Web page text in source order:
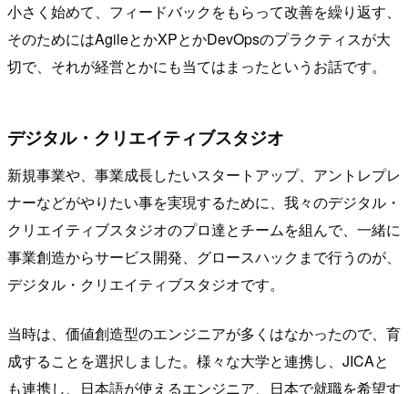
小さく始めて、フィードバックをもらって改善を繰り返す、
そのためにはAgileとかXPとかDevOpsのプラクティスが大
切で、それが経営とかにも当てはまったというお話です。
デジタル・クリエイティブスタジオ
新規事業や、事業成長したいスタートアップ、アントレプレ
ナーなどがやりたい事を実現するために、我々のデジタル・
クリエイティブスタジオのプロ達とチームを組んで、一緒に
事業創造からサービス開発、グロースハックまで行うのが、
デジタル・クリエイティブスタジオです。
当時は、価値創造型のエンジニアが多くはなかったので、育
成することを選択しました。様々な大学と連携し、JICAと
も連携し、日本語が使えるエンジニア、日本で就職を希望す